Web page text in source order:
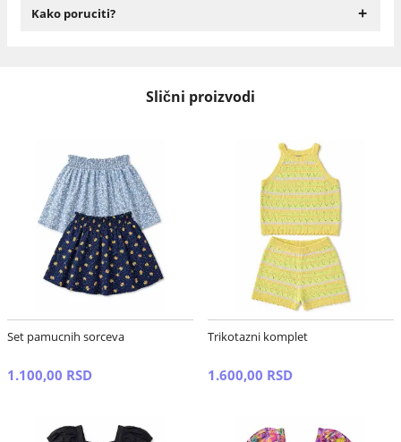
Kako poruciti? +
Slični proizvodi
Set pamucnih sorceva
1.100,00 RSD
Trikotazni komplet
1.600,00 RSD